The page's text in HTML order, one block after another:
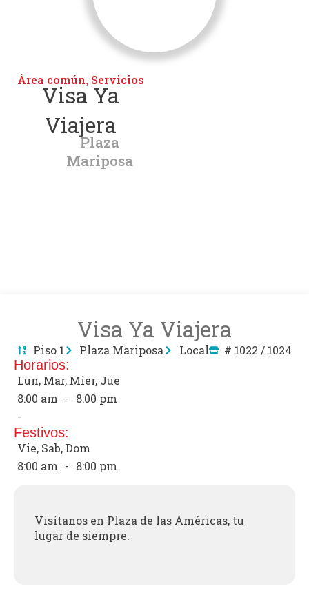
Área común, Servicios
Visa Ya
Viajera
Plaza
Mariposa
Visa Ya Viajera
Piso 1 Plaza Mariposa Local # 1022 / 1024
Horarios:
Lun, Mar, Mier, Jue
8:00 am - 8:00 pm
-
Festivos:
Vie, Sab, Dom
8:00 am - 8:00 pm
Visítanos en Plaza de las Américas, tu
lugar de siempre.